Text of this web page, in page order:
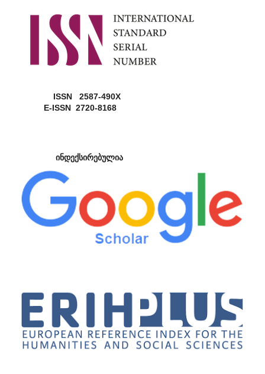
ISSN 2587-490X
E-ISSN 2720-8168
ინდექსირებულია